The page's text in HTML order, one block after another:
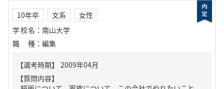
10年卒 文系
女性
学校名 ： 南山大学
職種 ： 編集
【質問内容】